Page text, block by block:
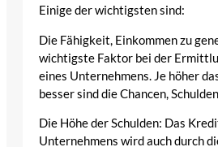
Einige der wichtigsten sind:
Die Fähigkeit, Einkommen zu
wichtigste Faktor bei der
eines Unternehmens. Je höher
besser sind die Chancen,
Die Höhe der Schulden: Das
Unternehmens wird auch durch